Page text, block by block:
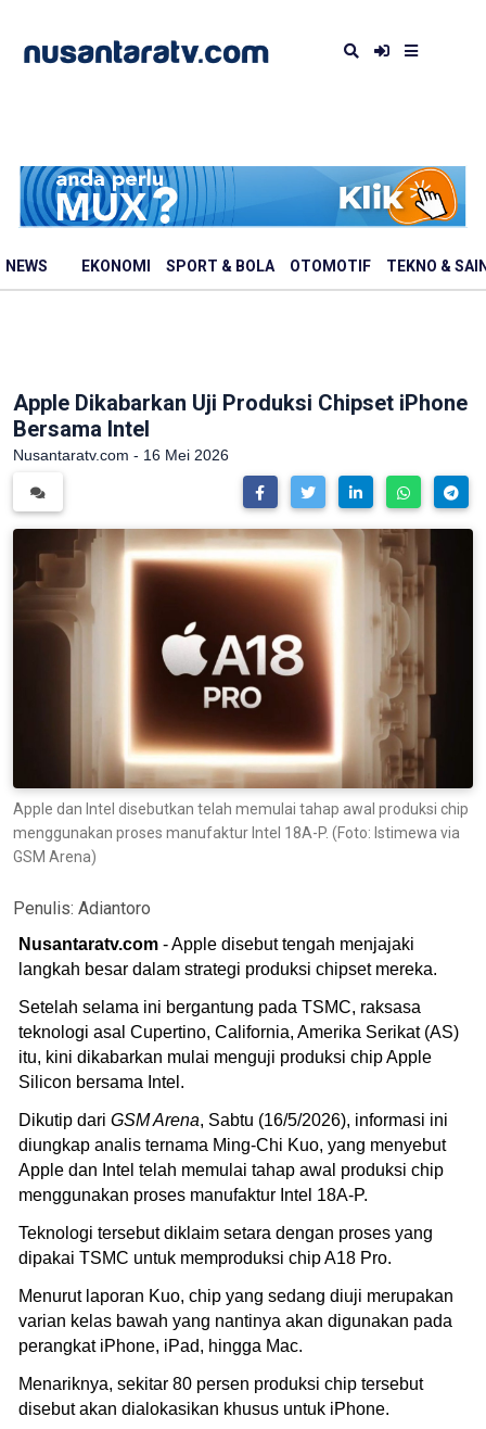
NEWS EKONOMI SPORT & BOLA OTOMOTIF TEKNO &
Apple Dikabarkan Uji Produksi Chipset iPhone
Bersama Intel
Nusantaratv.com - 16 Mei 2026
Apple dan Intel disebutkan telah memulai tahap awal produksi chip
menggunakan proses manufaktur Intel 18A-P. (Foto: Istimewa via
GSM Arena)
Penulis: Adiantoro
Nusantaratv.com - Apple disebut tengah menjajaki
langkah besar dalam strategi produksi chipset mereka.
Setelah selama ini bergantung pada TSMC, raksasa
teknologi asal Cupertino, California, Amerika Serikat (AS)
itu, kini dikabarkan mulai menguji produksi chip Apple
Silicon bersama Intel.
Dikutip dari GSM Arena, Sabtu (16/5/2026), informasi ini
diungkap analis ternama Ming-Chi Kuo, yang menyebut
Apple dan Intel telah memulai tahap awal produksi chip
menggunakan proses manufaktur Intel 18A-P.
Teknologi tersebut diklaim setara dengan proses yang
dipakai TSMC untuk memproduksi chip A18 Pro.
Menurut laporan Kuo, chip yang sedang diuji merupakan
varian kelas bawah yang nantinya akan digunakan pada
perangkat iPhone, iPad, hingga Mac.
Menariknya, sekitar 80 persen produksi chip tersebut
disebut akan dialokasikan khusus untuk iPhone.